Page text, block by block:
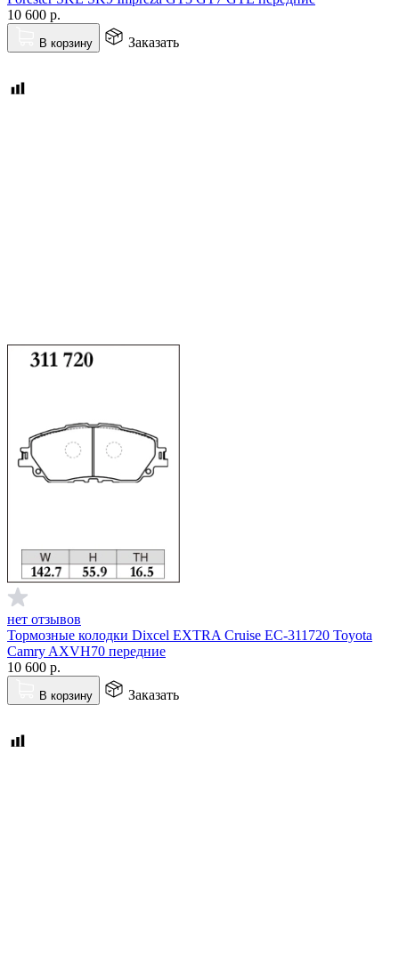
10 600 р.
В корзину Заказать
нет отзывов
Тормозные колодки Dixcel EXTRA Cruise EC-311720 Toyota
Camry AXVH70 передние
10 600 р.
В корзину Заказать